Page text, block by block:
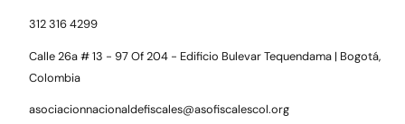
312 316 4299
Calle 26a # 13 - 97 Of 204 - Edificio Bulevar Tequendama | Bogotá,
Colombia
asociacionnacionaldefiscales@asofiscalescol.org